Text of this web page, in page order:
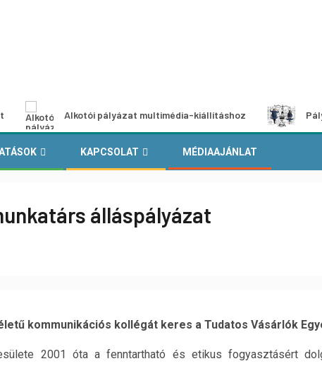
Alkotói pályázat multimédia-kiállításhoz Pályázat a
KAPCSOLAT MÉDIAAJÁNLAT
álláspályázat
kommunikációs kollégát keres a Tudatos Vásárlók
2001 óta a fenntartható és etikus fogyasztásért